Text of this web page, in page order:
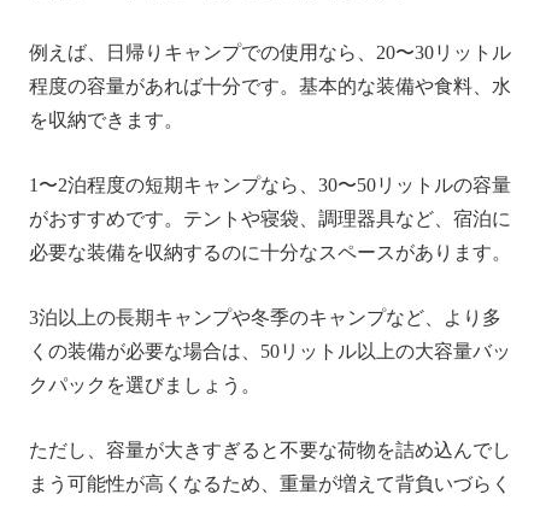
例えば、日帰りキャンプでの使用なら、20〜30リットル
程度の容量があれば十分です。基本的な装備や食料、水
を収納できます。
1〜2泊程度の短期キャンプなら、30〜50リットルの容量
がおすすめです。テントや寝袋、調理器具など、宿泊に
必要な装備を収納するのに十分なスペースがあります。
3泊以上の長期キャンプや冬季のキャンプなど、より多
くの装備が必要な場合は、50リットル以上の大容量バッ
クパックを選びましょう。
ただし、容量が大きすぎると不要な荷物を詰め込んでし
まう可能性が高くなるため、重量が増えて背負いづらく